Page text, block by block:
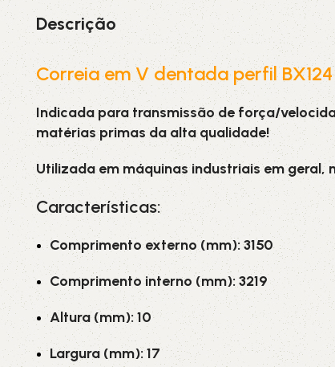
Descrição
Correia em V dentada perfil
Indicada para transmissão de força/
matérias primas da alta qualidade!
Utilizada em máquinas industriais em geral,
Características:
Comprimento externo (mm): 3150
Comprimento interno (mm): 3219
Altura (mm): 10
Largura (mm): 17